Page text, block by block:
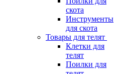
скота
Инструменты
для скота
Товары для телят
Клетки для
телят
Поилки для